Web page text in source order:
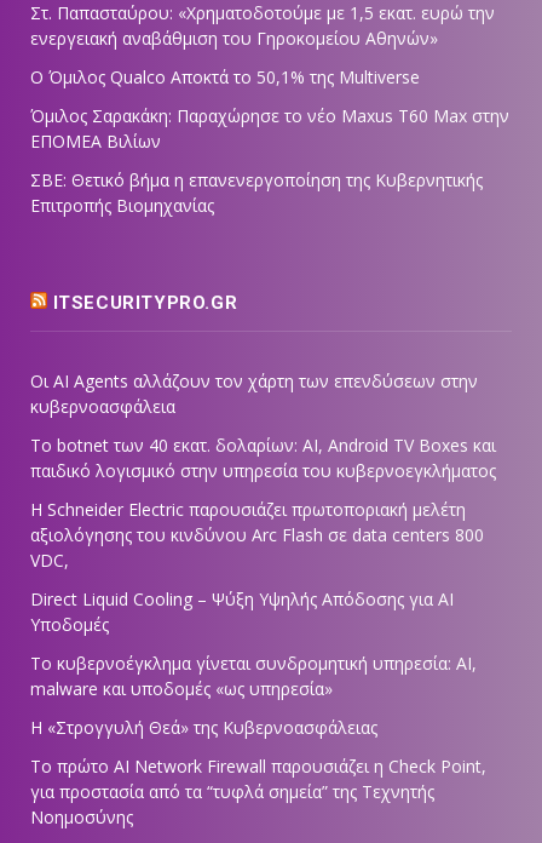
Στ. Παπασταύρου: «Χρηματοδοτούμε με 1,5 εκατ. ευρώ την
ενεργειακή αναβάθμιση του Γηροκομείου Αθηνών»
Ο Όμιλος Qualco Αποκτά το 50,1% της Multiverse
Όμιλος Σαρακάκη: Παραχώρησε το νέο Maxus T60 Max στην
ΕΠΟΜΕΑ Βιλίων
ΣΒΕ: Θετικό βήμα η επανενεργοποίηση της Κυβερνητικής
Επιτροπής Βιομηχανίας
ITSECURITYPRO.GR
Οι AI Agents αλλάζουν τον χάρτη των επενδύσεων στην
κυβερνοασφάλεια
Το botnet των 40 εκατ. δολαρίων: AI, Android TV Boxes και
παιδικό λογισμικό στην υπηρεσία του κυβερνοεγκλήματος
Η Schneider Electric παρουσιάζει πρωτοποριακή μελέτη
αξιολόγησης του κινδύνου Arc Flash σε data centers 800
VDC,
Direct Liquid Cooling – Ψύξη Υψηλής Απόδοσης για AI
Υποδομές
Το κυβερνοέγκλημα γίνεται συνδρομητική υπηρεσία: AI,
malware και υποδομές «ως υπηρεσία»
Η «Στρογγυλή Θεά» της Κυβερνοασφάλειας
Tο πρώτο AI Network Firewall παρουσιάζει η Check Point,
για προστασία από τα “τυφλά σημεία” της Τεχνητής
Νοημοσύνης